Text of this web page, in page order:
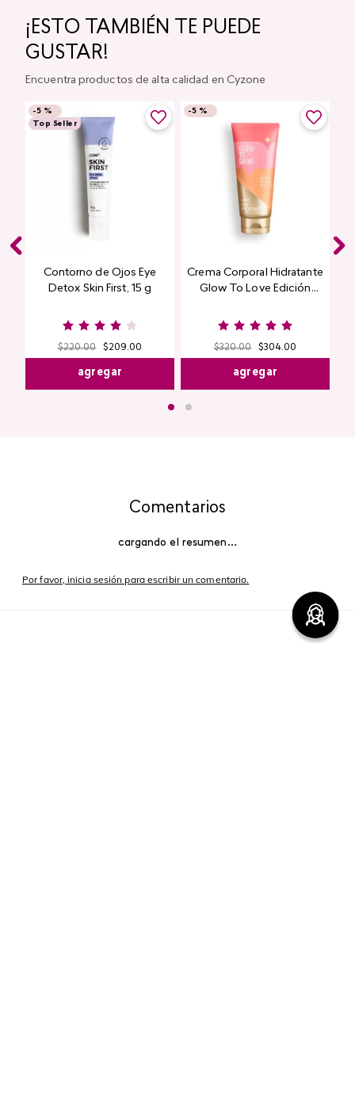
¡ESTO TAMBIÉN TE PUEDE
GUSTAR!
Encuentra productos de alta calidad en Cyzone
-5 %
Top Seller
Contorno de Ojos Eye
Detox Skin First, 15 g
$220.00 $209.00
agregar
-5 %
Crema Corporal Hidratante
Glow To Love Edición
$320.00 $304.00
agregar
Comentarios
cargando el resumen…
Por favor, inicia sesión para escribir un comentario.